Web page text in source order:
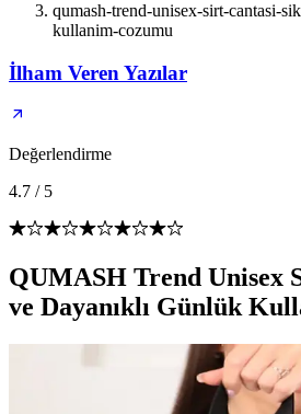
qumash-trend-unisex-sirt-cantasi-
kullanim-cozumu
İlham Veren Yazılar
Değerlendirme
4.7 / 5
QUMASH Trend Unisex
ve Dayanıklı Günlük